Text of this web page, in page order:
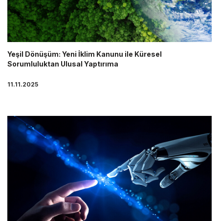
Yeşil Dönüşüm: Yeni İklim Kanunu ile Küresel
Sorumluluktan Ulusal Yaptırıma
11.11.2025